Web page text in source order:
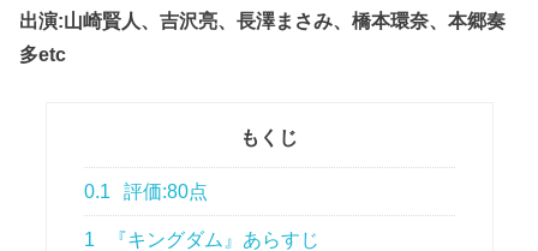
出演:山崎賢人、吉沢亮、長澤まさみ、橋本環奈、本郷奏
多etc
もくじ
0.1 評価:80点
1 『キングダム』あらすじ